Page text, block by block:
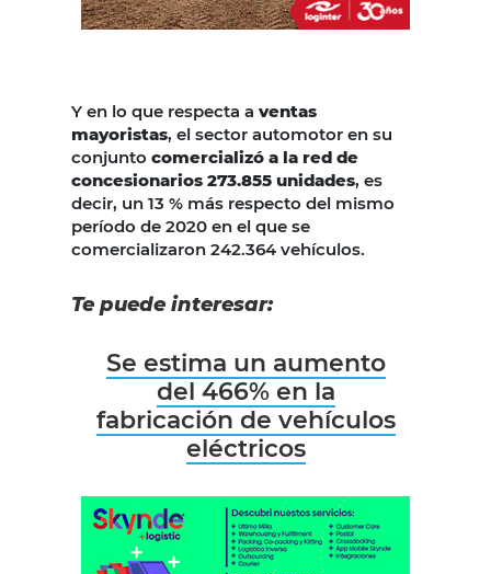
Y en lo que respecta a ventas
mayoristas, el sector automotor en su
conjunto comercializó a la red de
concesionarios 273.855 unidades, es
decir, un 13 % más respecto del mismo
período de 2020 en el que se
comercializaron 242.364 vehículos.
Te puede interesar:
Se estima un aumento
del 466% en la
fabricación de vehículos
eléctricos